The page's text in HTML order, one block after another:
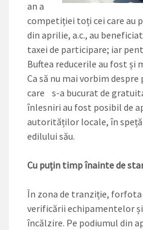
an a
competiției toți cei care au
din aprilie, a.c., au
taxei de participare; iar
Buftea reducerile au fost și
Ca să nu mai vorbim
care s-a bucurat de
înlesniri au fost posibil de
autorităților locale, în
edilului său.
Cu puțin timp înainte de
În zona de tranziție,
verificării echipamentelor
încălzire. Pe podiumul din